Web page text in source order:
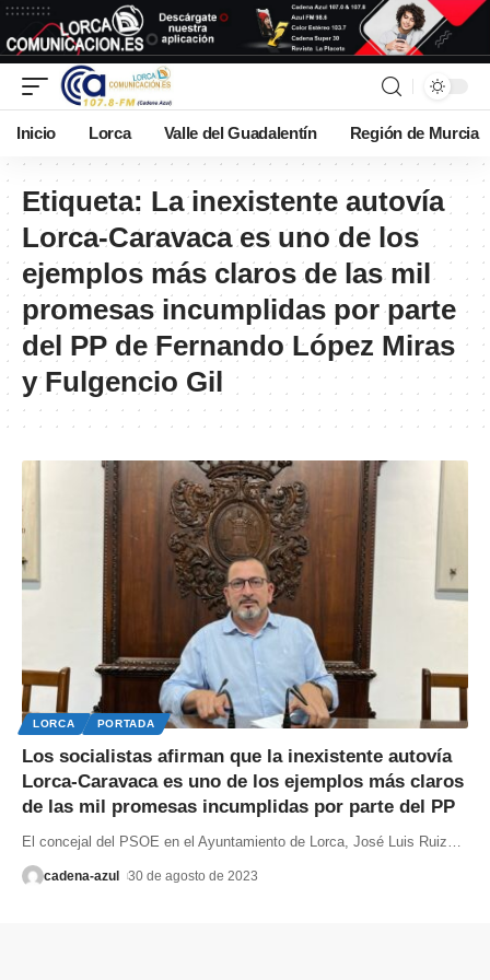
Inicio Lorca Valle del Guadalentín Región de Murcia
Etiqueta: La inexistente autovía
Lorca-Caravaca es uno de los
ejemplos más claros de las mil
promesas incumplidas por parte
del PP de Fernando López Miras
y Fulgencio Gil
LORCA PORTADA
Los socialistas afirman que la inexistente autovía
Lorca-Caravaca es uno de los ejemplos más claros
de las mil promesas incumplidas por parte del PP
El concejal del PSOE en el Ayuntamiento de Lorca, José Luis Ruiz
cadena-azul 30 de agosto de 2023